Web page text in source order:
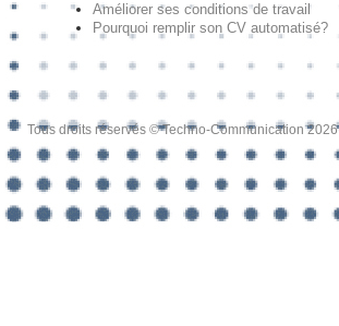
Améliorer ses conditions de travail
Pourquoi remplir son CV automatisé?
Tous droits réservés © Techno-Communication 2026